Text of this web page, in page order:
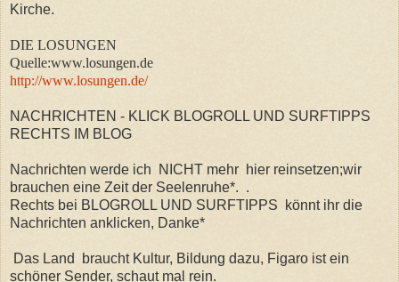
Kirche.
DIE LOSUNGEN
Quelle:www.losungen.de
http://www.losungen.de/
NACHRICHTEN - KLICK BLOGROLL UND SURFTIPPS
RECHTS IM BLOG
Nachrichten werde ich NICHT mehr hier reinsetzen;wir
brauchen eine Zeit der Seelenruhe*. .
Rechts bei BLOGROLL UND SURFTIPPS könnt ihr die
Nachrichten anklicken, Danke*
Das Land braucht Kultur, Bildung dazu, Figaro ist ein
schöner Sender, schaut mal rein.